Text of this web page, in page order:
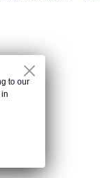
to our